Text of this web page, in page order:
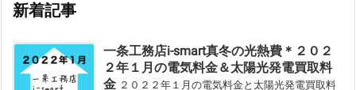
新着記事
一条工務店i-smart真冬の光熱費＊２０２
２年１月の電気料金＆太陽光発電買取料
金 ２０２２年１月の電気料金と太陽光発電買取料